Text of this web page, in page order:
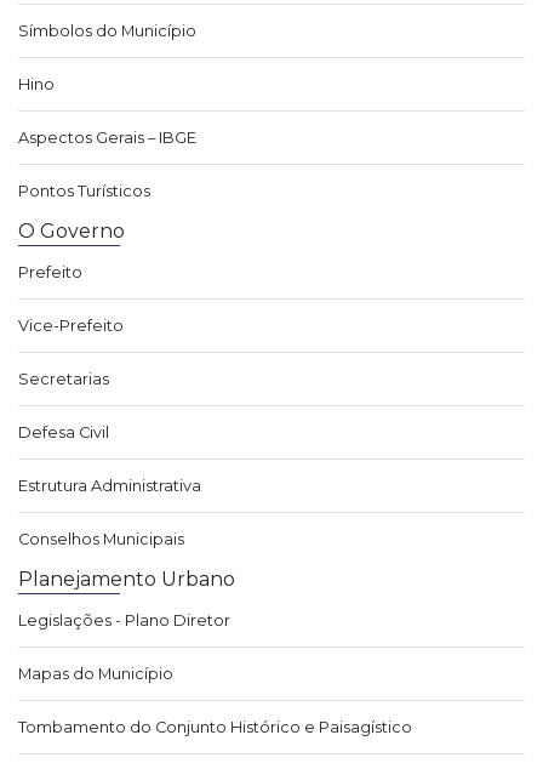
Símbolos do Município
Hino
Aspectos Gerais – IBGE
Pontos Turísticos
O Governo
Prefeito
Vice-Prefeito
Secretarias
Defesa Civil
Estrutura Administrativa
Conselhos Municipais
Planejamento Urbano
Legislações - Plano Diretor
Mapas do Município
Tombamento do Conjunto Histórico e Paisagístico